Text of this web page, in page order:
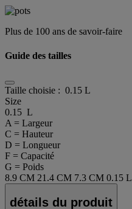
Plus de 100 ans de savoir-faire
Guide des tailles
Taille choisie : 0.15 L
Size
0.15 L
A = Largeur
C = Hauteur
D = Longueur
F = Capacité
G = Poids
8.9 CM 21.4 CM 7.3 CM 0.15 L
détails du produit